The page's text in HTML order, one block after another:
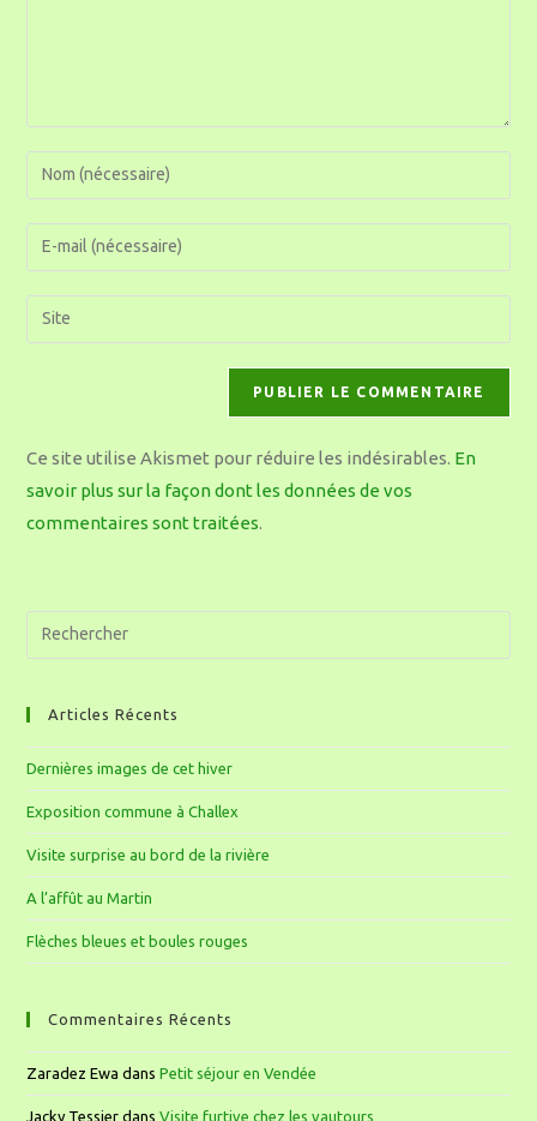
Ce site utilise Akismet pour réduire les indésirables. En
savoir plus sur la façon dont les données de vos
commentaires sont traitées.
Articles Récents
Dernières images de cet hiver
Exposition commune à Challex
Visite surprise au bord de la rivière
A l’affût au Martin
Flèches bleues et boules rouges
Commentaires Récents
Zaradez Ewa dansPetit séjour en Vendée
Jacky Tessier dansVisite furtive chez les vautours